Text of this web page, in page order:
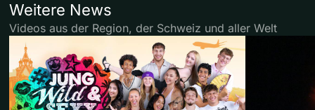
Weitere News
Videos aus der Region, der Schweiz und aller Welt